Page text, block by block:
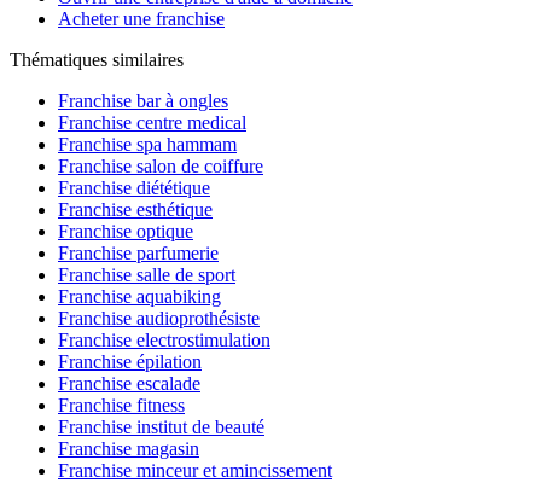
Acheter une franchise
Thématiques similaires
Franchise bar à ongles
Franchise centre medical
Franchise spa hammam
Franchise salon de coiffure
Franchise diététique
Franchise esthétique
Franchise optique
Franchise parfumerie
Franchise salle de sport
Franchise aquabiking
Franchise audioprothésiste
Franchise electrostimulation
Franchise épilation
Franchise escalade
Franchise fitness
Franchise institut de beauté
Franchise magasin
Franchise minceur et amincissement